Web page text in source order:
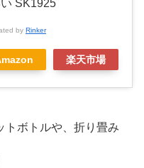
SK1925
by Rinker
楽天市場
トボトルや、折り畳み